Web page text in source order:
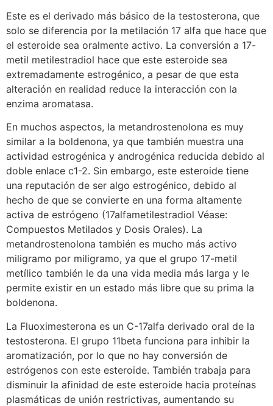
Este es el derivado más básico de la testosterona, que
solo se diferencia por la metilación 17 alfa que hace que
el esteroide sea oralmente activo. La conversión a 17-
metil metilestradiol hace que este esteroide sea
extremadamente estrogénico, a pesar de que esta
alteración en realidad reduce la interacción con la
enzima aromatasa.
En muchos aspectos, la metandrostenolona es muy
similar a la boldenona, ya que también muestra una
actividad estrogénica y androgénica reducida debido al
doble enlace c1-2. Sin embargo, este esteroide tiene
una reputación de ser algo estrogénico, debido al
hecho de que se convierte en una forma altamente
activa de estrógeno (17alfametilestradiol Véase:
Compuestos Metilados y Dosis Orales). La
metandrostenolona también es mucho más activo
miligramo por miligramo, ya que el grupo 17-metil
metílico también le da una vida media más larga y le
permite existir en un estado más libre que su prima la
boldenona.
La Fluoximesterona es un C-17alfa derivado oral de la
testosterona. El grupo 11beta funciona para inhibir la
aromatización, por lo que no hay conversión de
estrógenos con este esteroide. También trabaja para
disminuir la afinidad de este esteroide hacia proteínas
plasmáticas de unión restrictivas, aumentando su